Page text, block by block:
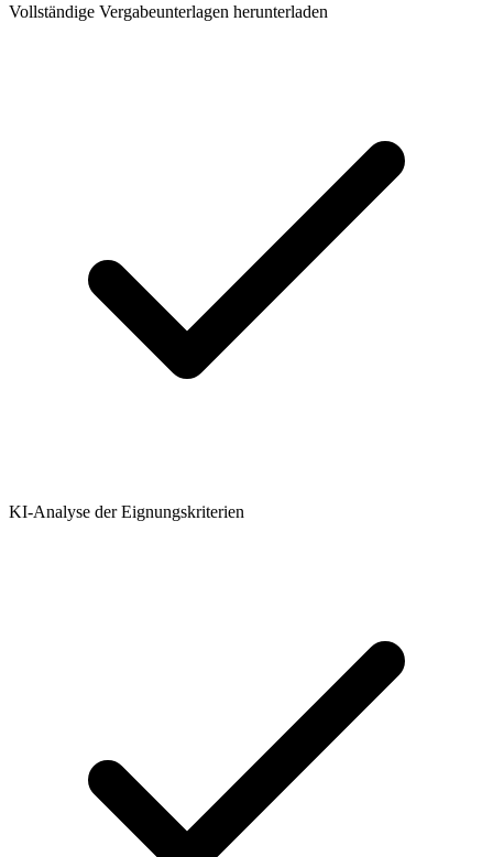
Vollständige Vergabeunterlagen herunterladen
KI-Analyse der Eignungskriterien